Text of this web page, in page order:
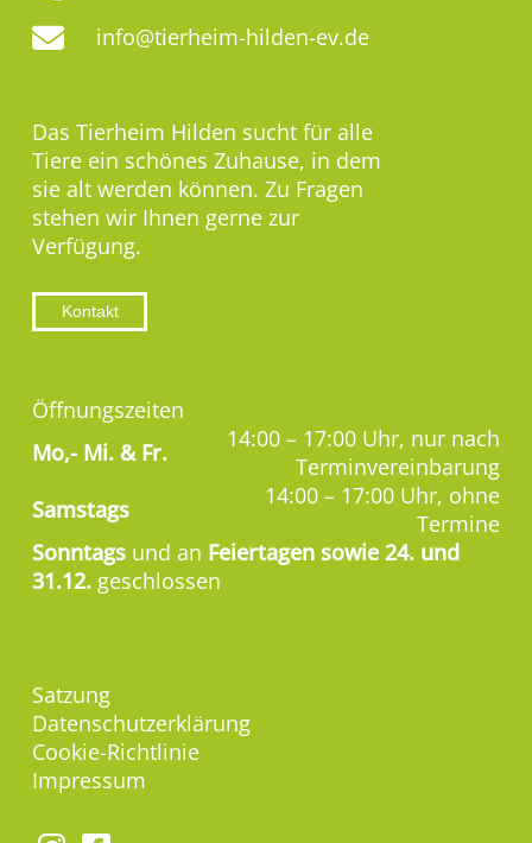
info@tierheim-hilden-ev.de
Das Tierheim Hilden sucht für alle
Tiere ein schönes Zuhause, in dem
sie alt werden können. Zu Fragen
stehen wir Ihnen gerne zur
Verfügung.
Kontakt
Öffnungszeiten
Mo,- Mi. & Fr.
14:00 – 17:00 Uhr, nur nach
Terminvereinbarung
Samstags
14:00 – 17:00 Uhr, ohne
Termine
Sonntags und an Feiertagen sowie 24. und
31.12. geschlossen
Satzung
Datenschutzerklärung
Cookie-Richtlinie
Impressum